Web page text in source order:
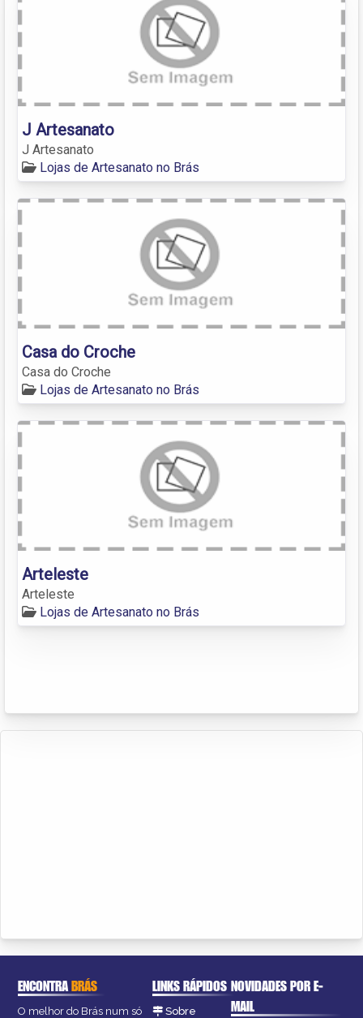
J Artesanato
J Artesanato
Lojas de Artesanato no Brás
Casa do Croche
Casa do Croche
Lojas de Artesanato no Brás
Arteleste
Arteleste
Lojas de Artesanato no Brás
ENCONTRABRÁS
O melhor do Brás num só
LINKS RÁPIDOS
Sobre
NOVIDADES POR E-
MAIL